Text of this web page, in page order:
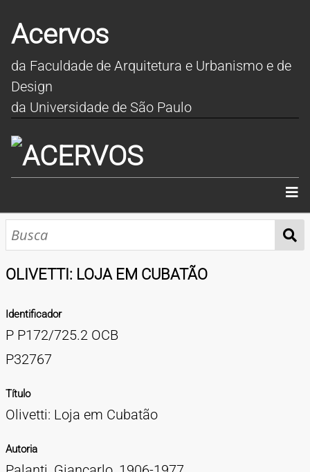
Acervos
da Faculdade de Arquitetura e Urbanismo e de
Design
da Universidade de São Paulo
INÍCIO
Cartazes
Diapositivos
Documentação
Fotografias
Maquetes
Negativos
Periódicos
Publicações
Projetos
Vídeos
BUSCA AVANÇADA
CONTATOS
EXPEDIENTE
OLIVETTI: LOJA EM CUBATÃO
Identificador
P P172/725.2 OCB
P32767
Título
Olivetti: Loja em Cubatão
Autoria